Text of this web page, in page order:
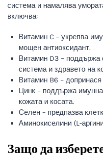
система и намалява
включва:
Витамин C – укрепва
мощен антиоксидант.
Витамин D3 – поддържа
система и здравето на
Витамин B6 –
Цинк – поддържа
кожата и косата.
Селен – предпазва
Аминокиселини (L-
Защо да